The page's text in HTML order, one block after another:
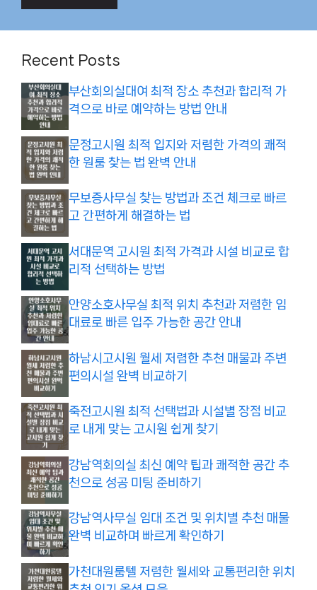
Recent Posts
부산회의실대여 최적 장소 추천과 합리적 가
격으로 바로 예약하는 방법 안내
문정고시원 최적 입지와 저렴한 가격의 쾌적
한 원룸 찾는 법 완벽 안내
무보증사무실 찾는 방법과 조건 체크로 빠르
고 간편하게 해결하는 법
서대문역 고시원 최적 가격과 시설 비교로 합
리적 선택하는 방법
안양소호사무실 최적 위치 추천과 저렴한 임
대료로 빠른 입주 가능한 공간 안내
하남시고시원 월세 저렴한 추천 매물과 주변
편의시설 완벽 비교하기
죽전고시원 최적 선택법과 시설별 장점 비교
로 내게 맞는 고시원 쉽게 찾기
강남역회의실 최신 예약 팁과 쾌적한 공간 추
천으로 성공 미팅 준비하기
강남역사무실 임대 조건 및 위치별 추천 매물
완벽 비교하며 빠르게 확인하기
가천대원룸텔 저렴한 월세와 교통편리한 위치